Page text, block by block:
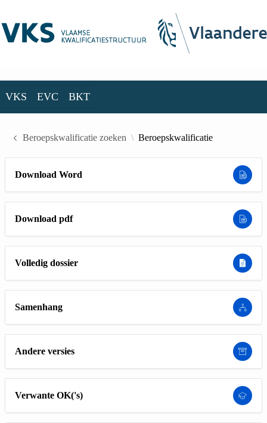
VKS EVC BKT
Beroepskwalificatie zoeken Beroepskwalificatie
Download Word
Download pdf
Volledig dossier
Samenhang
Andere versies
Verwante OK('s)